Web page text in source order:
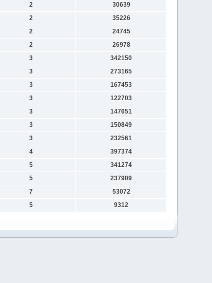
2
30639
2
35226
2
24745
2
26978
3
342150
3
273165
3
167453
3
122703
3
147651
3
150849
3
232561
4
397374
5
341274
5
237909
7
53072
5 9312